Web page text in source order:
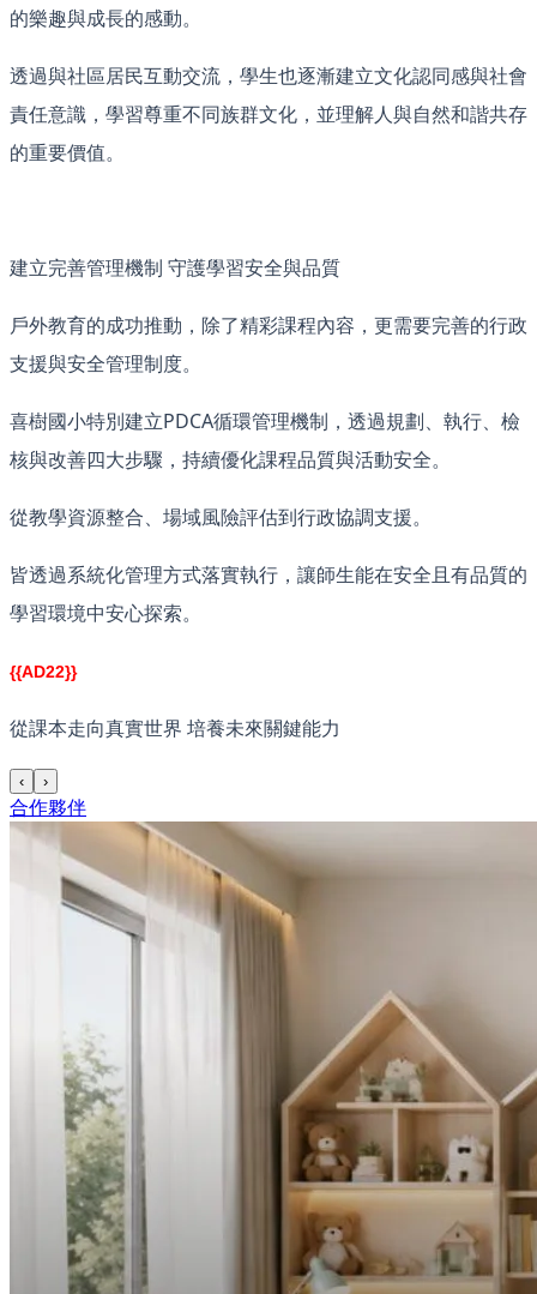
的樂趣與成長的感動。
透過與社區居民互動交流，學生也逐漸建立文化認同感與社會
責任意識，學習尊重不同族群文化，並理解人與自然和諧共存
的重要價值。
建立完善管理機制 守護學習安全與品質
戶外教育的成功推動，除了精彩課程內容，更需要完善的行政
支援與安全管理制度。
喜樹國小特別建立PDCA循環管理機制，透過規劃、執行、檢
核與改善四大步驟，持續優化課程品質與活動安全。
從教學資源整合、場域風險評估到行政協調支援。
皆透過系統化管理方式落實執行，讓師生能在安全且有品質的
學習環境中安心探索。
{{AD22}}
從課本走向真實世界 培養未來關鍵能力
‹ ›
合作夥伴